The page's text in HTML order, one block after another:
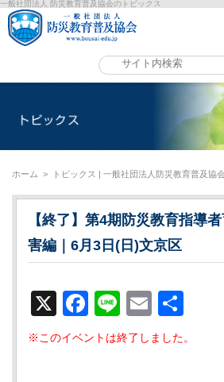
一般社団法人 防災教育普及協会のトピックス
ホーム > トピックス | 一般社団法人防災教育普及協
【終了】第4期防災教育指導
害編｜6月3日(日)文京区
X Facebook
LineEmail
※このイベントは終了しました。